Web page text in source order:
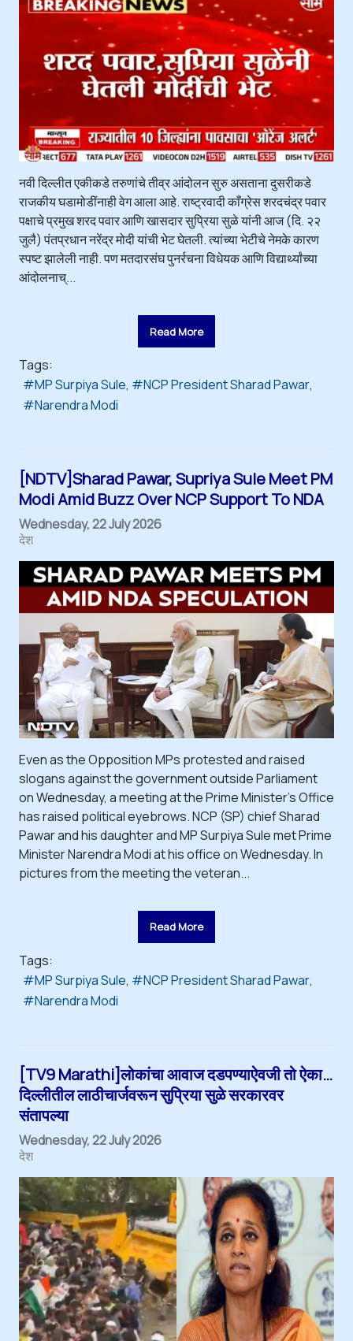
नवी दिल्लीत एकीकडे तरुणांचे तीव्र आंदोलन सुरु असताना दुसरीकडे
राजकीय घडामोडींनाही वेग आला आहे. राष्ट्रवादी काँग्रेस शरदचंद्र पवार
पक्षाचे प्रमुख शरद पवार आणि खासदार सुप्रिया सुळे यांनी आज (दि. २२
जुलै) पंतप्रधान नरेंद्र मोदी यांची भेट घेतली. त्यांच्या भेटीचे नेमके कारण
स्पष्ट झालेली नाही. पण मतदारसंघ पुनर्रचना विधेयक आणि विद्यार्थ्यांच्या
आंदोलनाच्...
Read More
Tags:
MP Surpiya Sule
NCP President Sharad Pawar
Narendra Modi
[NDTV]Sharad Pawar, Supriya Sule Meet PM
Modi Amid Buzz Over NCP Support To NDA
Wednesday, 22 July 2026
देश
Even as the Opposition MPs protested and raised
slogans against the government outside Parliament
on Wednesday, a meeting at the Prime Minister's Office
has raised political eyebrows. NCP (SP) chief Sharad
Pawar and his daughter and MP Surpiya Sule met Prime
Minister Narendra Modi at his office on Wednesday. In
pictures from the meeting the veteran...
Read More
Tags:
MP Surpiya Sule
NCP President Sharad Pawar
Narendra Modi
[TV9 Marathi]लोकांचा आवाज दडपण्याऐवजी तो ऐका…
दिल्लीतील लाठीचार्जवरून सुप्रिया सुळे सरकारवर
संतापल्या
Wednesday, 22 July 2026
देश